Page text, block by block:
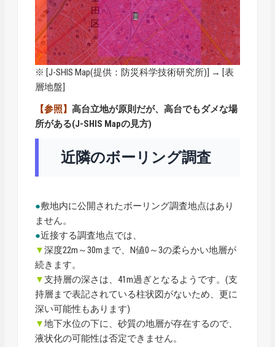
※ [J-SHIS Map(提供：防災科学技術研究所)] → [表
層地盤]
【参照】高台立地が原則だが、高台でもダメな場
所がある(J-SHIS Mapの見方)
近隣のボーリング調査
●敷地内に公開されたボーリング調査地点はあり
ません。
●近接する調査地点では、
▼深度22m～30mまで、N値0～3の柔らかい地層が
続きます。
▼支持層の深さは、41m過ぎとなるようです。(支
持層まで表記されている柱状図がないため、更に
深い可能性もあります)
▼地下水位の下に、砂質の地層が存在するので、
液状化の可能性は否定できません。